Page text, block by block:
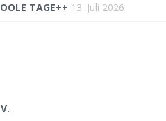
TAGE++ 13. Juli 2026